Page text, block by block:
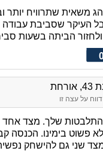
משאית שתרוויח יותר
העיקר שסביבת
הביתה בשעות
דווח על עצה זו
שלך. מצד אחד
פשוט בימינו. הכנסה
שני גם להישחק